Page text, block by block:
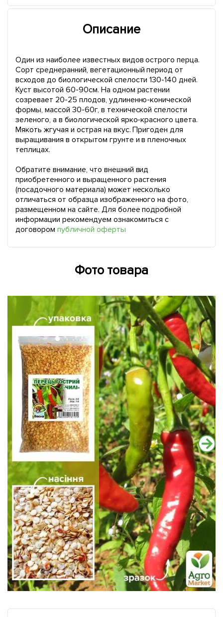
Описание
Один из наиболее известных видов острого перца.
Сорт среднеранний, вегетационный период от
всходов до биологической спелости 130-140 дней.
Куст высотой 60-90см. На одном растении
созревает 20-25 плодов, удлиненно-конической
формы, массой 30-60г, в технической спелости
зеленого, а в биологической ярко-красного цвета.
Мякоть жгучая и острая на вкус. Пригоден для
выращивания в открытом грунте и в пленочных
теплицах.
Обратите внимание, что внешний вид
приобретенного и выращенного растения
(посадочного материала) может несколько
отличаться от образца изображенного на фото,
размещенном на сайте. Для более подробной
информации рекомендуем ознакомиться с
договором публичной оферты
Фото товара